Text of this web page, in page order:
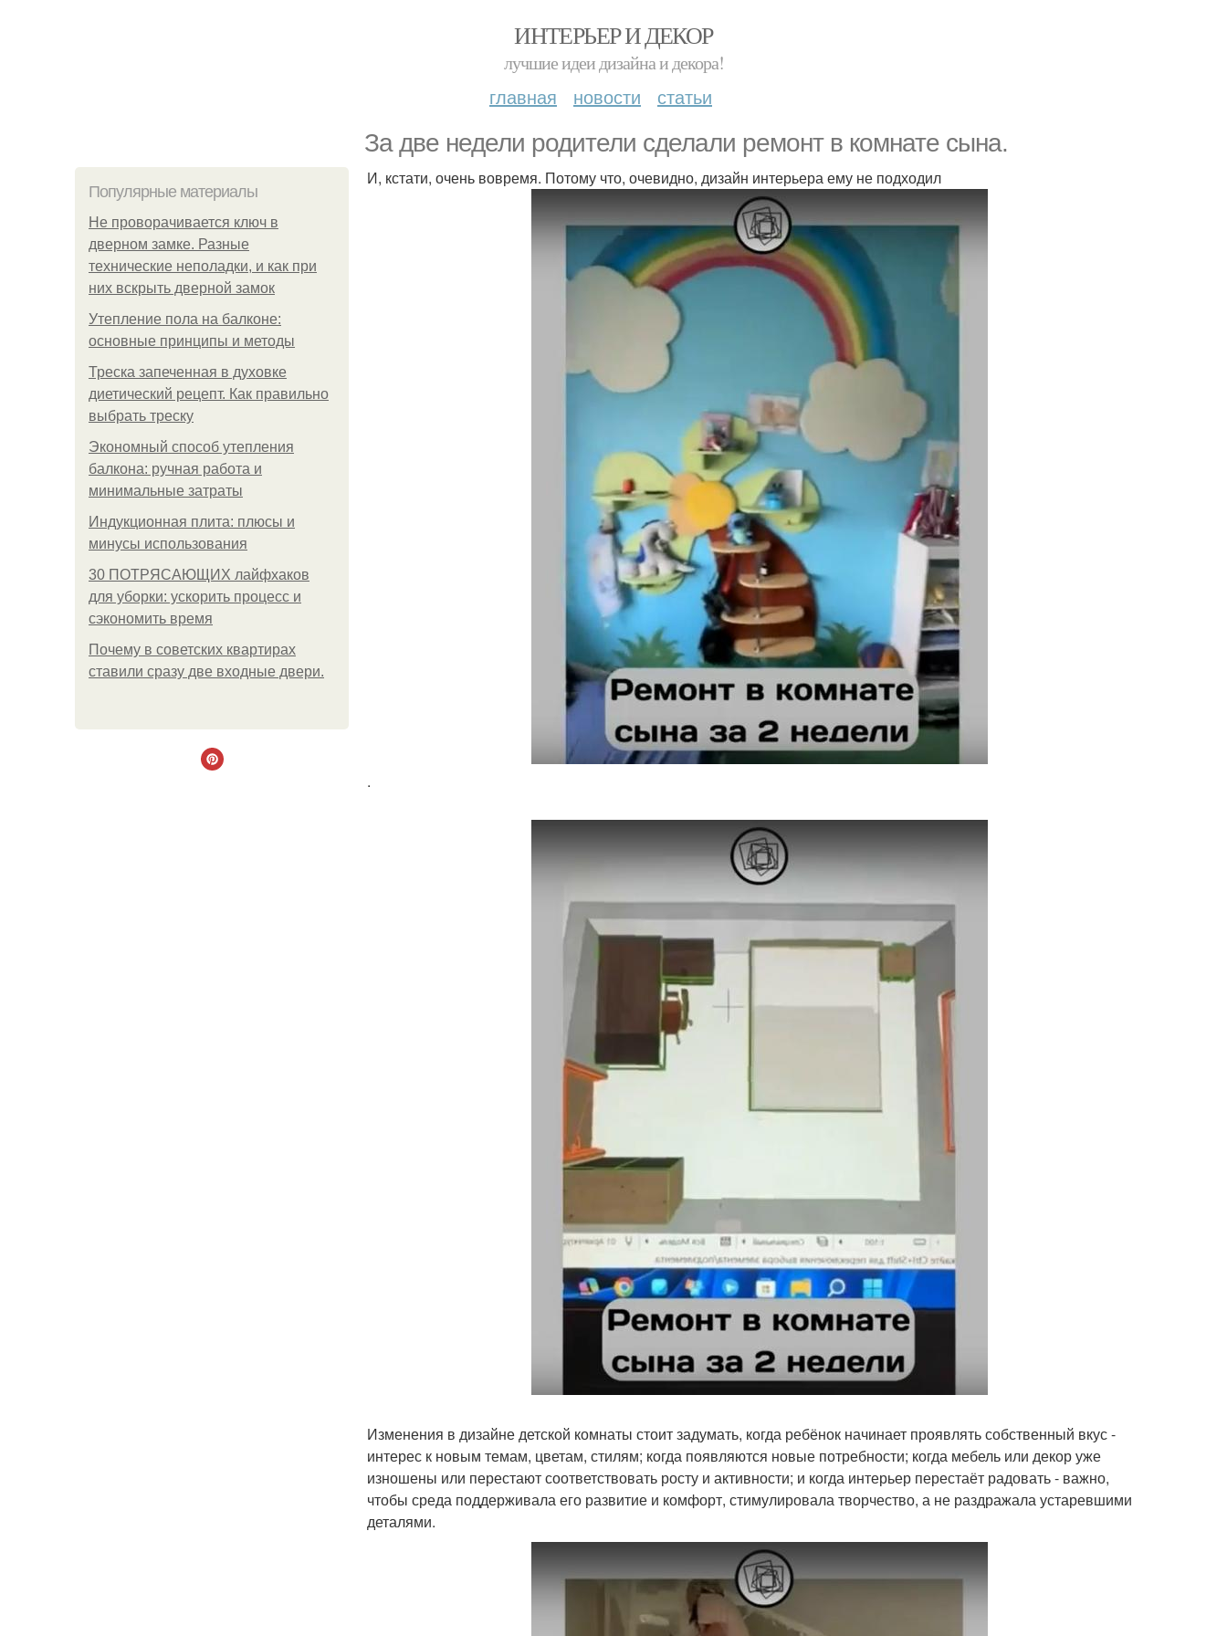
ИНТЕРЬЕР И ДЕКОР
лучшие идеи дизайна и декора!
главная новости статьи
За две недели родители сделали ремонт в комнате сына.
Популярные материалы
Не проворачивается ключ в
дверном замке. Разные
технические неполадки, и как при
них вскрыть дверной замок
Утепление пола на балконе:
основные принципы и методы
Треска запеченная в духовке
диетический рецепт. Как правильно
выбрать треску
Экономный способ утепления
балкона: ручная работа и
минимальные затраты
Индукционная плита: плюсы и
минусы использования
30 ПОТРЯСАЮЩИХ лайфхаков
для уборки: ускорить процесс и
сэкономить время
Почему в советских квартирах
ставили сразу две входные двери.
И, кстати, очень вовремя. Потому что, очевидно, дизайн интерьера ему не подходил
.
Изменения в дизайне детской комнаты стоит задумать, когда ребёнок начинает проявлять собственный вкус -
интерес к новым темам, цветам, стилям; когда появляются новые потребности; когда мебель или декор уже
изношены или перестают соответствовать росту и активности; и когда интерьер перестаёт радовать - важно,
чтобы среда поддерживала его развитие и комфорт, стимулировала творчество, а не раздражала устаревшими
деталями.